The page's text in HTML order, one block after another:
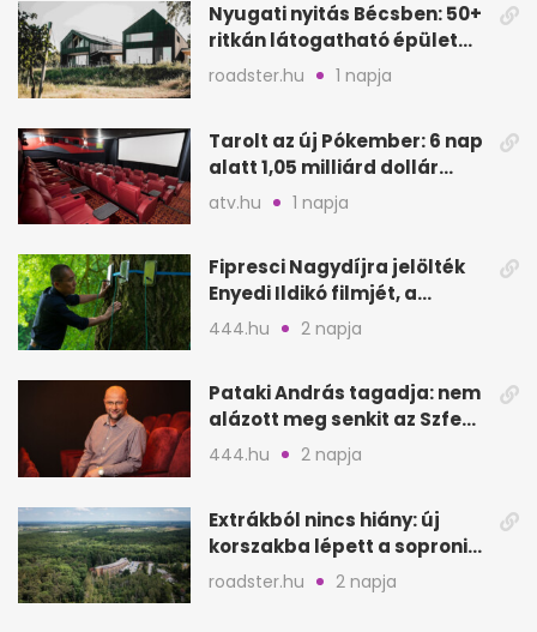
Nyugati nyitás Bécsben: 50+
ritkán látogatható épület
nyílik meg
roadster.hu 1 napja
Tarolt az új Pókember: 6 nap
alatt 1,05 milliárd dollár
bevétel
atv.hu 1 napja
Fipresci Nagydíjra jelölték
Enyedi Ildikó filmjét, a
Csendes barátot
444.hu 2 napja
Pataki András tagadja: nem
alázott meg senkit az Szfe
felvételijén
444.hu 2 napja
Extrákból nincs hiány: új
korszakba lépett a soproni
Fagus Hotel
roadster.hu 2 napja